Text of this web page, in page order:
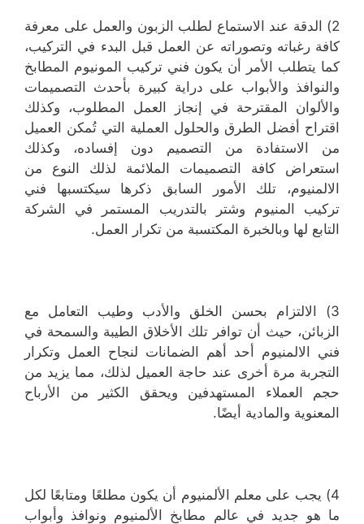
2) الدقة عند الاستماع لطلب الزبون والعمل على معرفة
كافة رغباته وتصوراته عن العمل قبل البدء في التركيب،
كما يتطلب الأمر أن يكون فني تركيب المونيوم المطابخ
والنوافذ والأبواب على دراية كبيرة بأحدث التصميمات
والألوان المقترحة في إنجاز العمل المطلوب، وكذلك
اقتراح أفضل الطرق والحلول العملية التي تُمكن العميل
من الاستفادة من التصميم دون إفساده، وكذلك
استعراض كافة التصميمات الملائمة لذلك النوع من
الالمنيوم، تلك الأمور السابق ذكرها سيكتسبها فني
تركيب المنيوم وشتر بالتدريب المستمر في الشركة
التابع لها وبالخبرة المكتسبة من تكرار العمل.
3) الالتزام بحسن الخلق والأدب وطيب التعامل مع
الزبائن، حيث أن توافر تلك الأخلاق الطيبة والسمحة في
فني الالمنيوم أحد أهم الضمانات لنجاح العمل وتكرار
التجربة مرة أخرى عند حاجة العميل لذلك، مما يزيد من
حجم العملاء المستهدفين ويحقق الكثير من الأرباح
المعنوية والمادية أيضًا.
4) يجب على معلم الألمنيوم أن يكون مطلعًا ومتابعًا لكل
ما هو جديد في عالم مطابخ الألمنيوم ونوافذ وأبواب